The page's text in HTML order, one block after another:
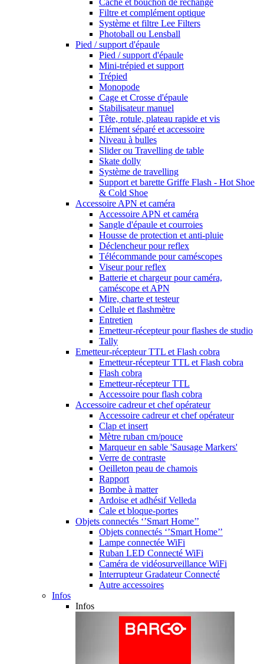
Cache et bouchon de rechange
Filtre et complément optique
Système et filtre Lee Filters
Photoball ou Lensball
Pied / support d'épaule
Pied / support d'épaule
Mini-trépied et support
Trépied
Monopode
Cage et Crosse d'épaule
Stabilisateur manuel
Tête, rotule, plateau rapide et vis
Elément séparé et accessoire
Niveau à bulles
Slider ou Travelling de table
Skate dolly
Système de travelling
Support et barette Griffe Flash - Hot Shoe
& Cold Shoe
Accessoire APN et caméra
Accessoire APN et caméra
Sangle d'épaule et courroies
Housse de protection et anti-pluie
Déclencheur pour reflex
Télécommande pour caméscopes
Viseur pour reflex
Batterie et chargeur pour caméra,
caméscope et APN
Mire, charte et testeur
Cellule et flashmètre
Entretien
Emetteur-récepteur pour flashes de studio
Tally
Emetteur-récepteur TTL et Flash cobra
Emetteur-récepteur TTL et Flash cobra
Flash cobra
Emetteur-récepteur TTL
Accessoire pour flash cobra
Accessoire cadreur et chef opérateur
Accessoire cadreur et chef opérateur
Clap et insert
Mètre ruban cm/pouce
Marqueur en sable 'Sausage Markers'
Verre de contraste
Oeilleton peau de chamois
Rapport
Bombe à matter
Ardoise et adhésif Velleda
Cale et bloque-portes
Objets connectés ‘’Smart Home’’
Objets connectés ‘’Smart Home’’
Lampe connectée WiFi
Ruban LED Connecté WiFi
Caméra de vidéosurveillance WiFi
Interrupteur Gradateur Connecté
Autre accessoires
Infos
Infos